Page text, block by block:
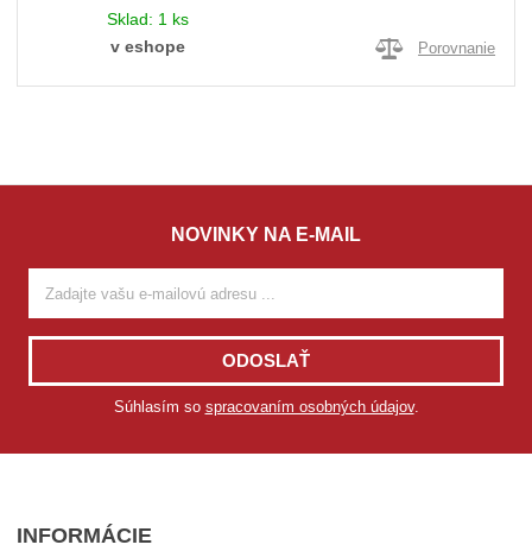
Sklad: 1 ks
v eshope
Porovnanie
NOVINKY NA E-MAIL
ODOSLAŤ
Súhlasím so spracovaním osobných údajov.
INFORMÁCIE